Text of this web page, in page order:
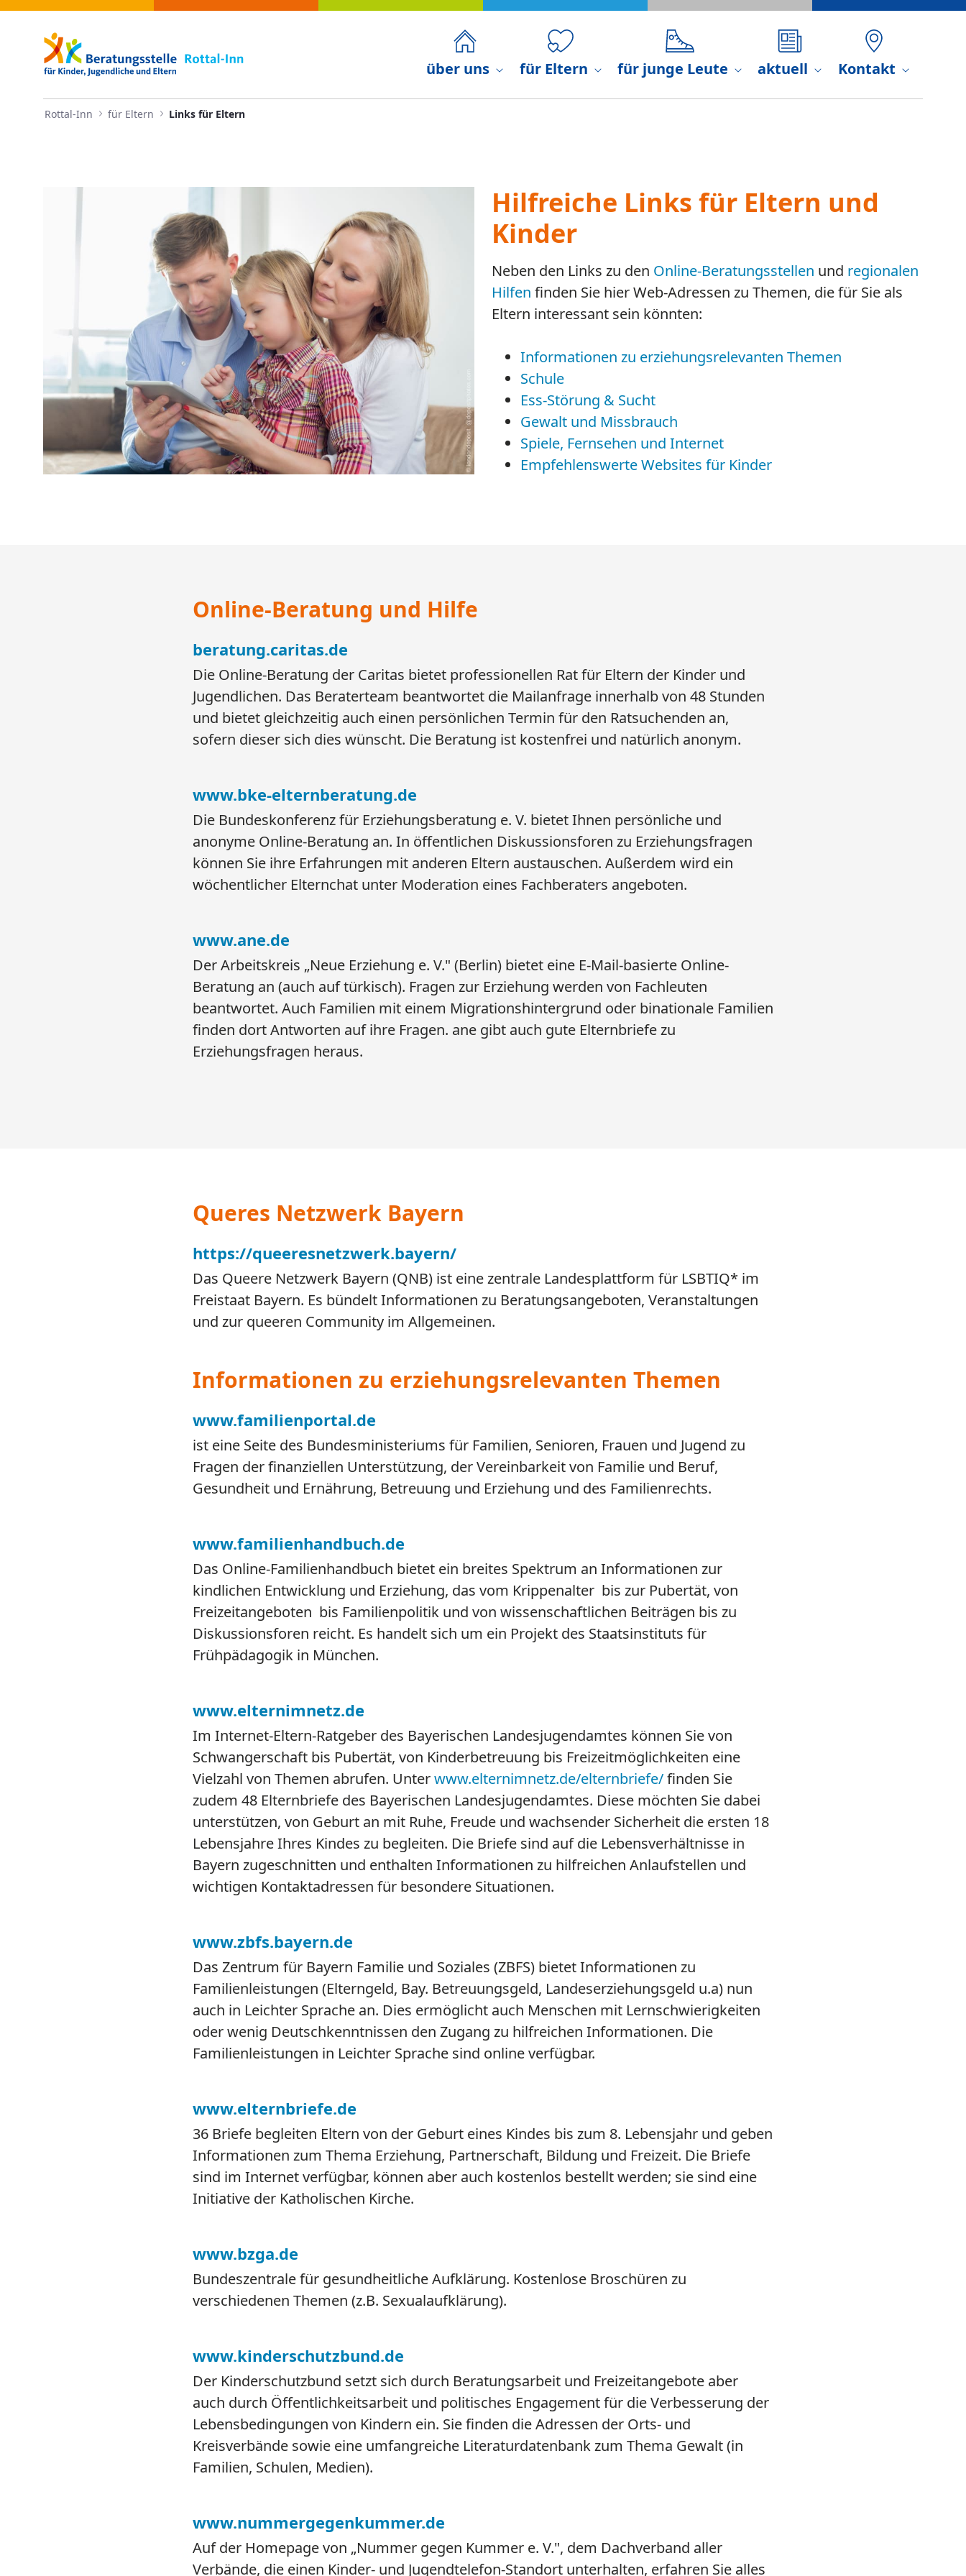
Navigation
Skip to Content
Links für Eltern - Rottal-Inn
über uns für Eltern für junge Leute aktuell Kontakt
Rottal-Inn für Eltern Links für Eltern
Hilfreiche Links für Eltern und
Kinder
Neben den Links zu den Online-Beratungsstellen und regionalen
Hilfen finden Sie hier Web-Adressen zu Themen, die für Sie als
Eltern interessant sein könnten:
Informationen zu erziehungsrelevanten Themen
​​​​​​​Schule
Ess-Störung & Sucht
Gewalt und Missbrauch
Spiele, Fernsehen und Internet
Empfehlenswerte Websites für Kinder
Online-Beratung und Hilfe
beratung.caritas.de
Die Online-Beratung der Caritas bietet professionellen Rat für Eltern der Kinder und
Jugendlichen. Das Beraterteam beantwortet die Mailanfrage innerhalb von 48 Stunden
und bietet gleichzeitig auch einen persönlichen Termin für den Ratsuchenden an,
sofern dieser sich dies wünscht. Die Beratung ist kostenfrei und natürlich anonym.
www.bke-elternberatung.de
Die Bundeskonferenz für Erziehungsberatung e. V. bietet Ihnen persönliche und
anonyme Online-Beratung an. In öffentlichen Diskussionsforen zu Erziehungsfragen
können Sie ihre Erfahrungen mit anderen Eltern austauschen. Außerdem wird ein
wöchentlicher Elternchat unter Moderation eines Fachberaters angeboten.
www.ane.de
Der Arbeitskreis „Neue Erziehung e. V." (Berlin) bietet eine E-Mail-basierte Online-
Beratung an (auch auf türkisch). Fragen zur Erziehung werden von Fachleuten
beantwortet. Auch Familien mit einem Migrationshintergrund oder binationale Familien
finden dort Antworten auf ihre Fragen. ane gibt auch gute Elternbriefe zu
Erziehungsfragen heraus.
Queres Netzwerk Bayern
https://queeresnetzwerk.bayern/
Das Queere Netzwerk Bayern (QNB) ist eine zentrale Landesplattform für LSBTIQ* im
Freistaat Bayern. Es bündelt Informationen zu Beratungsangeboten, Veranstaltungen
und zur queeren Community im Allgemeinen.
Informationen zu erziehungsrelevanten Themen
www.familienportal.de
ist eine Seite des Bundesministeriums für Familien, Senioren, Frauen und Jugend zu
Fragen der finanziellen Unterstützung, der Vereinbarkeit von Familie und Beruf,
Gesundheit und Ernährung, Betreuung und Erziehung und des Familienrechts.
www.familienhandbuch.de
Das Online-Familienhandbuch bietet ein breites Spektrum an Informationen zur
kindlichen Entwicklung und Erziehung, das vom Krippenalter bis zur Pubertät, von
Freizeitangeboten bis Familienpolitik und von wissenschaftlichen Beiträgen bis zu
Diskussionsforen reicht. Es handelt sich um ein Projekt des Staatsinstituts für
Frühpädagogik in München.
www.elternimnetz.de
Im Internet-Eltern-Ratgeber des Bayerischen Landesjugendamtes können Sie von
Schwangerschaft bis Pubertät, von Kinderbetreuung bis Freizeitmöglichkeiten eine
Vielzahl von Themen abrufen. Unterwww.elternimnetz.de/elternbriefe/finden Sie
zudem 48 Elternbriefe des Bayerischen Landesjugendamtes. Diese möchten Sie dabei
unterstützen, von Geburt an mit Ruhe, Freude und wachsender Sicherheit die ersten 18
Lebensjahre Ihres Kindes zu begleiten. Die Briefe sind auf die Lebensverhältnisse in
Bayern zugeschnitten und enthalten Informationen zu hilfreichen Anlaufstellen und
wichtigen Kontaktadressen für besondere Situationen.
www.zbfs.bayern.de
Das Zentrum für Bayern Familie und Soziales (ZBFS) bietet Informationen zu
Familienleistungen (Elterngeld, Bay. Betreuungsgeld, Landeserziehungsgeld u.a) nun
auch in Leichter Sprache an. Dies ermöglicht auch Menschen mit Lernschwierigkeiten
oder wenig Deutschkenntnissen den Zugang zu hilfreichen Informationen. Die
Familienleistungen in Leichter Sprache sind online verfügbar.
www.elternbriefe.de
36 Briefe begleiten Eltern von der Geburt eines Kindes bis zum 8. Lebensjahr und geben
Informationen zum Thema Erziehung, Partnerschaft, Bildung und Freizeit. Die Briefe
sind im Internet verfügbar, können aber auch kostenlos bestellt werden; sie sind eine
Initiative der Katholischen Kirche.
www.bzga.de
Bundeszentrale für gesundheitliche Aufklärung. Kostenlose Broschüren zu
verschiedenen Themen (z.B. Sexualaufklärung).
www.kinderschutzbund.de
Der Kinderschutzbund setzt sich durch Beratungsarbeit und Freizeitangebote aber
auch durch Öffentlichkeitsarbeit und politisches Engagement für die Verbesserung der
Lebensbedingungen von Kindern ein. Sie finden die Adressen der Orts- und
Kreisverbände sowie eine umfangreiche Literaturdatenbank zum Thema Gewalt (in
Familien, Schulen, Medien).
www.nummergegenkummer.de
Auf der Homepage von „Nummer gegen Kummer e. V.", dem Dachverband aller
Verbände, die einen Kinder- und Jugendtelefon-Standort unterhalten, erfahren Sie alles